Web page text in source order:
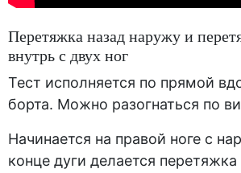
Перетяжка назад наружу и
внутрь с двух ног
Тест исполняется по прямой
борта. Можно разогнаться по
Начинается на правой ноге с
конце дуги делается